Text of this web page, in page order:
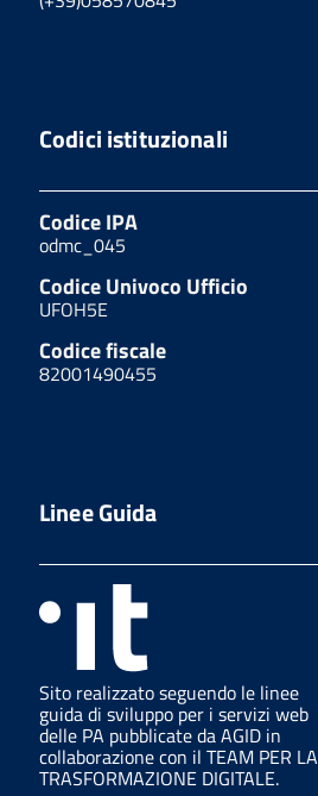
Codici istituzionali
Codice IPA
odmc_045
Codice Univoco Ufficio
UFOH5E
Codice fiscale
82001490455
Linee Guida
Sito realizzato seguendo le linee
guida di sviluppo per i servizi web
delle PA pubblicate da AGID in
collaborazione con il TEAM PER LA
TRASFORMAZIONE DIGITALE.